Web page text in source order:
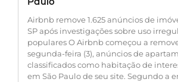
Paulo
Airbnb remove 1.625 anúncios de
SP após investigações sobre uso
populares O Airbnb começou a
segunda-feira (3), anúncios de
classificados como habitação de
em São Paulo de seu site. Segundo a